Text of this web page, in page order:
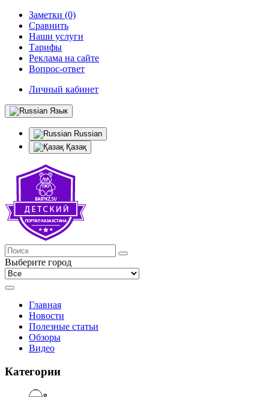
Заметки (0)
Сравнить
Наши услуги
Тарифы
Реклама на сайте
Вопрос-ответ
Личный кабинет
Язык
Russian
Қазақ
Выберите город
Главная
Новости
Полезные статьи
Обзоры
Видео
Категории